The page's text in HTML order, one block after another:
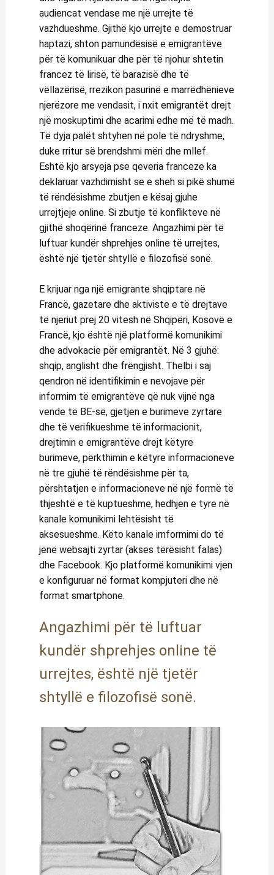
audiencat vendase me një urrejte të
vazhdueshme. Gjithë kjo urrejte e demostruar
haptazi, shton pamundësisë e emigrantëve
për të komunikuar dhe për të njohur shtetin
francez të lirisë, të barazisë dhe të
vëllazërisë, rrezikon pasurinë e marrëdhënieve
njerëzore me vendasit, i nxit emigrantët drejt
një moskuptimi dhe acarimi edhe më të madh.
Të dyja palët shtyhen në pole të ndryshme,
duke rritur së brendshmi mëri dhe mllef.
Eshtë kjo arsyeja pse qeveria franceze ka
deklaruar vazhdimisht se e sheh si pikë shumë
të rëndësishme zbutjen e kësaj gjuhe
urrejtjeje online. Si zbutje të konflikteve në
gjithë shoqërinë franceze. Angazhimi për të
luftuar kundër shprehjes online të urrejtes,
është një tjetër shtyllë e filozofisë sonë.
E krijuar nga një emigrante shqiptare në
Francë, gazetare dhe aktiviste e të drejtave
të njeriut prej 20 vitesh në Shqipëri, Kosovë e
Francë, kjo është një platformë komunikimi
dhe advokacie për emigrantët. Në 3 gjuhë:
shqip, anglisht dhe frëngjisht. Thelbi i saj
qendron në identifikimin e nevojave për
informim të emigrantëve që nuk vijnë nga
vende të BE-së, gjetjen e burimeve zyrtare
dhe të verifikueshme të informacionit,
drejtimin e emigrantëve drejt këtyre
burimeve, përkthimin e këtyre informacioneve
në tre gjuhë të rëndësishme për ta,
përshtatjen e informacioneve në një formë të
thjeshtë e të kuptueshme, hedhjen e tyre në
kanale komunikimi lehtësisht të
aksesueshme. Këto kanale irnformimi do të
jenë websajti zyrtar (akses tërësisht falas)
dhe Facebook. Kjo platformë komunikimi vjen
e konfiguruar në format kompjuteri dhe në
format smartphone.
Angazhimi për të luftuar
kundër shprehjes online të
urrejtes, është një tjetër
shtyllë e filozofisë sonë.